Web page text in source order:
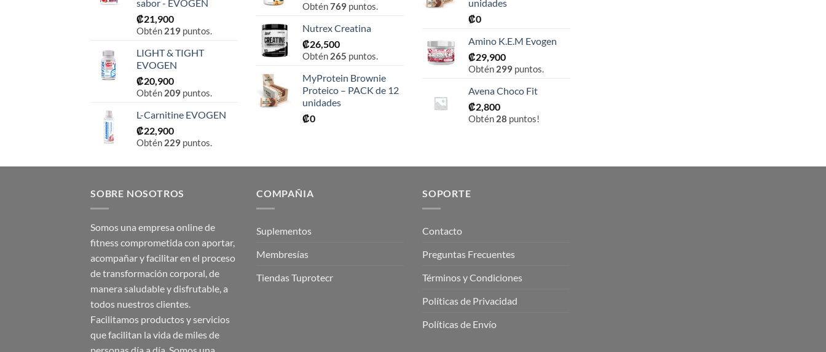
sabor - EVOGEN
₡21,900
Obtén 219 puntos.
LIGHT & TIGHT
EVOGEN
₡20,900
Obtén 209 puntos.
L-Carnitine EVOGEN
₡22,900
Obtén 229 puntos.
Obtén769 puntos.
Nutrex Creatina
₡26,500
Obtén 265 puntos.
MyProtein Brownie
Proteico – PACK de 12
unidades
₡0
unidades
₡0
Amino K.E.M Evogen
₡29,900
Obtén 299 puntos.
Avena Choco Fit
₡2,800
Obtén 28 puntos!
SOBRE NOSOTROS
Somos una empresa online de
fitness comprometida con aportar,
acompañar y facilitar en el proceso
de transformación corporal, de
manera saludable y disfrutable, a
todos nuestros clientes.
Facilitamos productos y servicios
que facilitan la vida de miles de
COMPAÑIA
Suplementos
Membresías
Tiendas Tuprotecr
SOPORTE
Contacto
Preguntas Frecuentes
Términos y Condiciones
Políticas de Privacidad
Políticas de Envío